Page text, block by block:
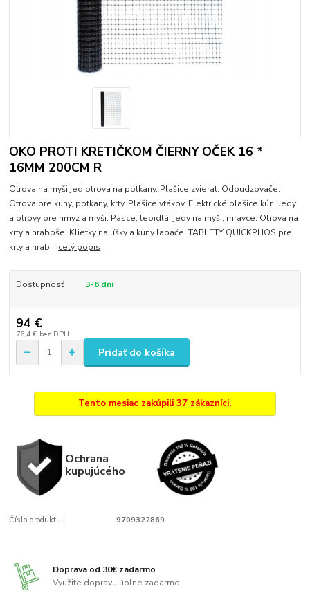
OKO PROTI KRETIČKOM ČIERNY OČEK 16 *
16MM 200CM R
Otrova na myši jed otrova na potkany. Plašice zvierat. Odpudzovače.
Otrova pre kuny, potkany, krty. Plašice vtákov. Elektrické plašice kún. Jedy
a otrovy pre hmyz a myši. Pasce, lepidlá, jedy na myši, mravce. Otrova na
krty a hraboše. Klietky na líšky a kuny lapače. TABLETY QUICKPHOS pre
krty a hrab... celý popis
Dostupnosť 3-6 dni
94 €
76,4 € bez DPH
Pridať do košíka
Tento mesiac zakúpili 37 zákazníci.
Ochrana
kupujúcého
Číslo produktu: 9709322869
Doprava od 30€ zadarmo
Využite dopravu úplne zadarmo